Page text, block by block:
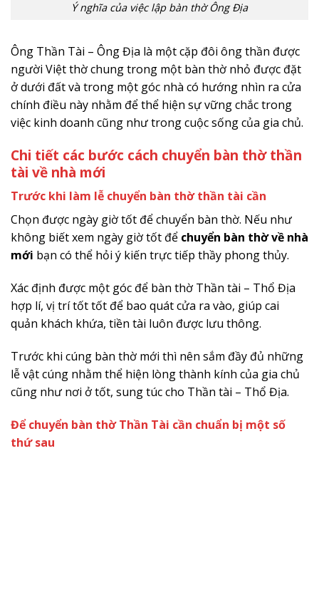
Ý nghĩa của việc lập bàn thờ Ông Địa
Ông Thần Tài – Ông Địa là một cặp đôi ông thần được
người Việt thờ chung trong một bàn thờ nhỏ được đặt
ở dưới đất và trong một góc nhà có hướng nhìn ra cửa
chính điều này nhằm để thể hiện sự vững chắc trong
việc kinh doanh cũng như trong cuộc sống của gia chủ.
Chi tiết các bước cách chuyển bàn thờ thần
tài về nhà mới
Trước khi làm lễ chuyển bàn thờ thần tài cần
Chọn được ngày giờ tốt để chuyển bàn thờ. Nếu như
không biết xem ngày giờ tốt để chuyển bàn thờ về nhà
mới bạn có thể hỏi ý kiến trực tiếp thầy phong thủy.
Xác định được một góc để bàn thờ Thần tài – Thổ Địa
hợp lí, vị trí tốt tốt để bao quát cửa ra vào, giúp cai
quản khách khứa, tiền tài luôn được lưu thông.
Trước khi cúng bàn thờ mới thì nên sắm đầy đủ những
lễ vật cúng nhằm thể hiện lòng thành kính của gia chủ
cũng như nơi ở tốt, sung túc cho Thần tài – Thổ Địa.
Để chuyển bàn thờ Thần Tài cần chuẩn bị một số
thứ sau